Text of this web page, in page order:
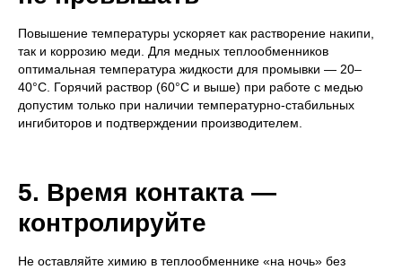
Повышение температуры ускоряет как растворение накипи,
так и коррозию меди. Для медных теплообменников
оптимальная температура жидкости для промывки — 20–
40°C. Горячий раствор (60°C и выше) при работе с медью
допустим только при наличии температурно-стабильных
ингибиторов и подтверждении производителем.
5. Время контакта —
контролируйте
Не оставляйте химию в теплообменнике «на ночь» без